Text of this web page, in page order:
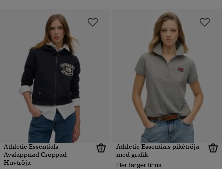
Athletic Essentials
Avslappnad Croppad
Huvtröja
Athletic Essentials pikétröja
med grafik
Fler färger finns